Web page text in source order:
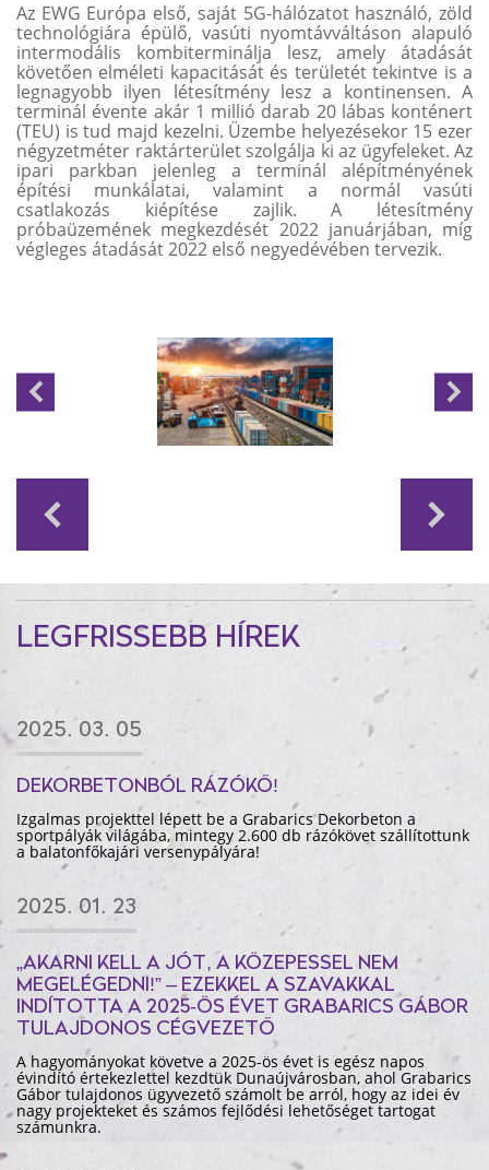
Az EWG Európa első, saját 5G-hálózatot használó, zöld
technológiára épülő, vasúti nyomtávváltáson alapuló
intermodális kombiterminálja lesz, amely átadását
követően elméleti kapacitását és területét tekintve is a
legnagyobb ilyen létesítmény lesz a kontinensen. A
terminál évente akár 1 millió darab 20 lábas konténert
(TEU) is tud majd kezelni. Üzembe helyezésekor 15 ezer
négyzetméter raktárterület szolgálja ki az ügyfeleket. Az
ipari parkban jelenleg a terminál alépítményének
építési munkálatai, valamint a normál vasúti
csatlakozás kiépítése zajlik. A létesítmény
próbaüzemének megkezdését 2022 januárjában, míg
végleges átadását 2022 első negyedévében tervezik.
LEGFRISSEBB HÍREK
2025. 03. 05
DEKORBETONBÓL RÁZÓKŐ!
Izgalmas projekttel lépett be a Grabarics Dekorbeton a
sportpályák világába, mintegy 2.600 db rázókövet szállítottunk
a balatonfőkajári versenypályára!
2025. 01. 23
„AKARNI KELL A JÓT, A KÖZEPESSEL NEM
MEGELÉGEDNI!” – EZEKKEL A SZAVAKKAL
INDÍTOTTA A 2025-ÖS ÉVET GRABARICS GÁBOR
TULAJDONOS CÉGVEZETŐ
A hagyományokat követve a 2025-ös évet is egész napos
évindító értekezlettel kezdtük Dunaújvárosban, ahol Grabarics
Gábor tulajdonos ügyvezető számolt be arról, hogy az idei év
nagy projekteket és számos fejlődési lehetőséget tartogat
számunkra.